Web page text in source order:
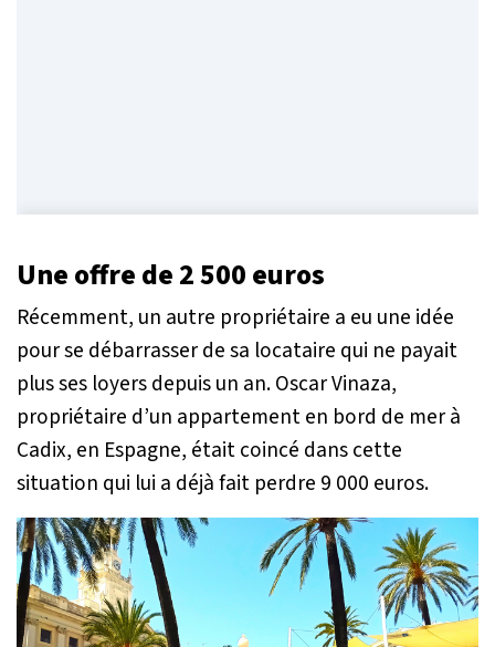
Une offre de 2 500 euros
Récemment, un autre propriétaire a eu une idée
pour se débarrasser de sa locataire qui ne payait
plus ses loyers depuis un an. Oscar Vinaza,
propriétaire d’un appartement en bord de mer à
Cadix, en Espagne, était coincé dans cette
situation qui lui a déjà fait perdre 9 000 euros.